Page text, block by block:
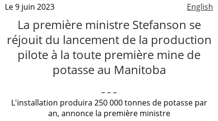
English
Le 9 juin 2023
La première ministre Stefanson se
réjouit du lancement de la production
pilote à la toute première mine de
potasse au Manitoba
– – –
L'installation produira 250 000 tonnes de potasse par
an, annonce la première ministre